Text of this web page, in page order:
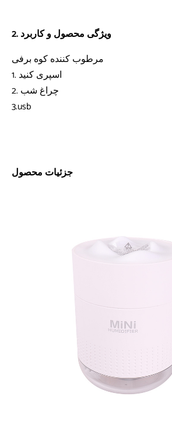
2. ویژگی محصول و کاربرد
مرطوب کننده کوه برفی
1. اسپری کنید
2. چراغ شب
3.usb
جزئیات محصول